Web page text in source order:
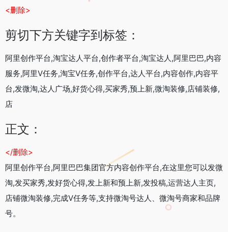
<删除>
剪切下方关键字到标签：
阿里创作平台,淘宝达人平台,创作者平台,淘宝达人,阿里巴巴,内容
服务,阿里V任务,淘宝V任务,创作平台,达人平台,内容创作,内容平
台,发微淘,达人广场,好货心得,买家秀,预上新,微淘装修,店铺装修,
店
正文：
</删除>
阿里创作平台,阿里巴巴集团官方内容创作平台,在这里您可以发微
淘,发买家秀,发好货心得,发上新和预上新,发投稿,运营达人主页,
店铺微淘装修,完成V任务等,支持微淘号达人、微淘号商家和品牌
号。